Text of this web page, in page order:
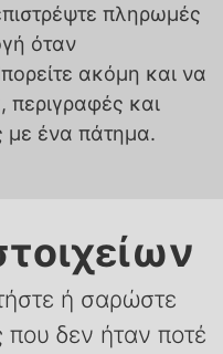
πληρωμές
όταν
ακόμη και να
περιγραφές και
με ένα πάτημα.
ή σαρώστε
που δεν ήταν ποτέ